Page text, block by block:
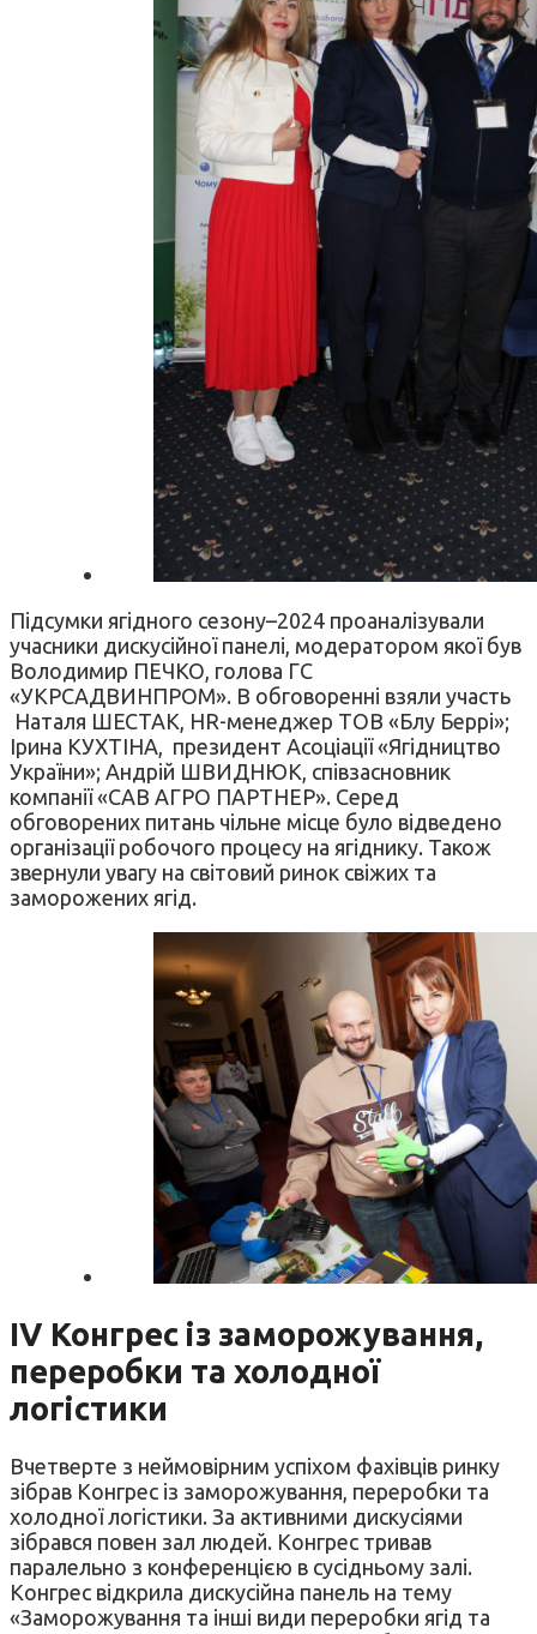
Підсумки ягідного сезону–2024 проаналізували
учасники дискусійної панелі, модератором якої був
Володимир ПЕЧКО, голова ГС
«УКРСАДВИНПРОМ». В обговоренні взяли участь
Наталя ШЕСТАК, HR-менеджер ТОВ «Блу Беррі»;
Ірина КУХТІНА, президент Асоціації «Ягідництво
України»; Андрій ШВИДНЮК, співзасновник
компанії «САВ АГРО ПАРТНЕР». Серед
обговорених питань чільне місце було відведено
організації робочого процесу на ягіднику. Також
звернули увагу на світовий ринок свіжих та
заморожених ягід.
IV Конгрес із заморожування,
переробки та холодної
логістики
Вчетверте з неймовірним успіхом фахівців ринку
зібрав Конгрес із заморожування, переробки та
холодної логістики. За активними дискусіями
зібрався повен зал людей. Конгрес тривав
паралельно з конференцією в сусідньому залі.
Конгрес відкрила дискусійна панель на тему
«Заморожування та інші види переробки ягід та